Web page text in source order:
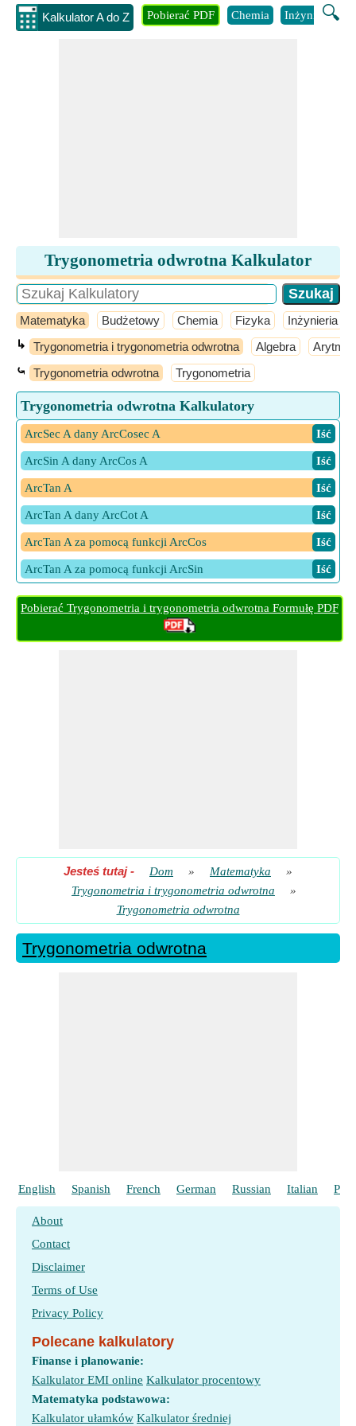
Kalkulator A do Z 🔍
Pobierać PDF Chemia Inżynieria
Trygonometria odwrotna Kalkulator
Matematyka Budżetowy Chemia Fizyka Inżynieria
↳ Trygonometria i trygonometria odwrotna Algebra
⤿ Trygonometria odwrotna Trygonometria
Trygonometria odwrotna Kalkulatory
ArcSec A dany ArcCosec A ​ Iść
ArcSin A dany ArcCos A ​ Iść
ArcTan A ​ Iść
ArcTan A dany ArcCot A ​ Iść
ArcTan A za pomocą funkcji ArcCos ​ Iść
ArcTan A za pomocą funkcji ArcSin ​ Iść
Pobierać Trygonometria i trygonometria odwrotna Formułę PDF
Jesteś tutaj- Dom » Matematyka
»
Trygonometria i trygonometria odwrotna
»
Trygonometria odwrotna
Trygonometria odwrotna
English Spanish French German Russian Italian
About
Contact
Disclaimer
Terms of Use
Privacy Policy
Polecane kalkulatory
Finanse i planowanie:
Kalkulator EMI online Kalkulator procentowy
Matematyka podstawowa:
Kalkulator ułamków Kalkulator średniej